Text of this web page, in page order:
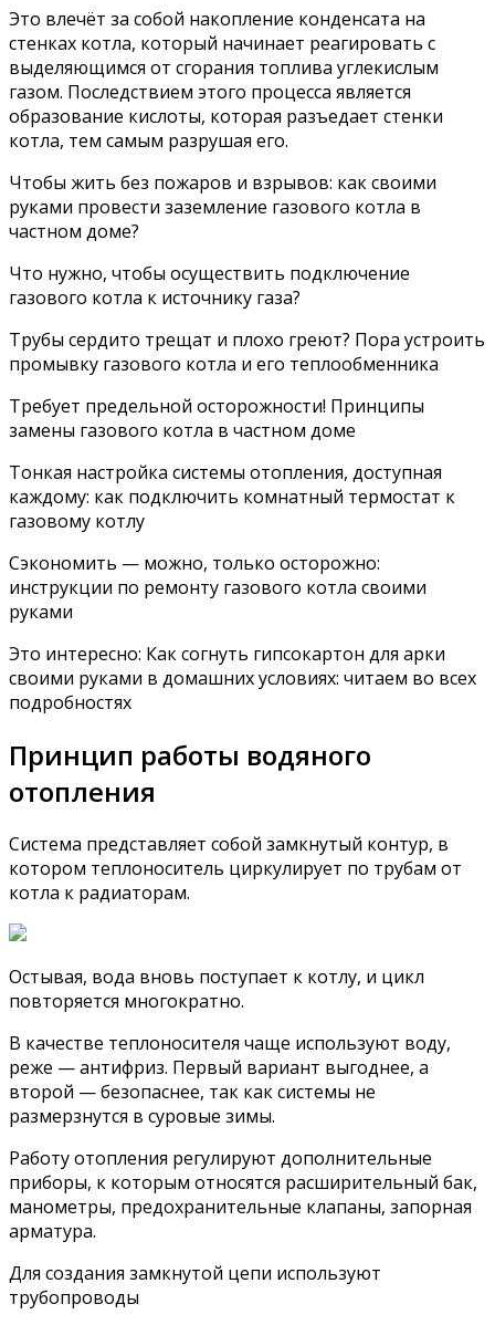
Это влечёт за собой накопление конденсата на
стенках котла, который начинает реагировать с
выделяющимся от сгорания топлива углекислым
газом. Последствием этого процесса является
образование кислоты, которая разъедает стенки
котла, тем самым разрушая его.
Чтобы жить без пожаров и взрывов: как своими
руками провести заземление газового котла в
частном доме?
Что нужно, чтобы осуществить подключение
газового котла к источнику газа?
Трубы сердито трещат и плохо греют? Пора устроить
промывку газового котла и его теплообменника
Требует предельной осторожности! Принципы
замены газового котла в частном доме
Тонкая настройка системы отопления, доступная
каждому: как подключить комнатный термостат к
газовому котлу
Сэкономить — можно, только осторожно:
инструкции по ремонту газового котла своими
руками
Это интересно: Как согнуть гипсокартон для арки
своими руками в домашних условиях: читаем во всех
подробностях
Принцип работы водяного
отопления
Система представляет собой замкнутый контур, в
котором теплоноситель циркулирует по трубам от
котла к радиаторам.
Остывая, вода вновь поступает к котлу, и цикл
повторяется многократно.
В качестве теплоносителя чаще используют воду,
реже — антифриз. Первый вариант выгоднее, а
второй — безопаснее, так как системы не
размерзнутся в суровые зимы.
Работу отопления регулируют дополнительные
приборы, к которым относятся расширительный бак,
манометры, предохранительные клапаны, запорная
арматура.
Для создания замкнутой цепи используют
трубопроводы